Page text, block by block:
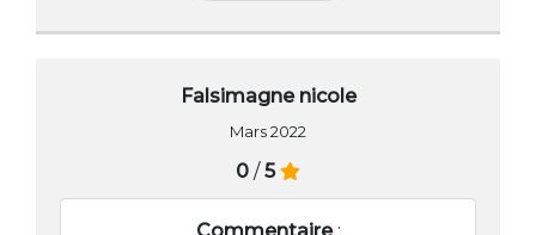
Falsimagne nicole
Mars 2022
0 /5
Commentaire: